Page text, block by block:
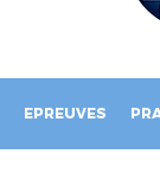
EPREUVES